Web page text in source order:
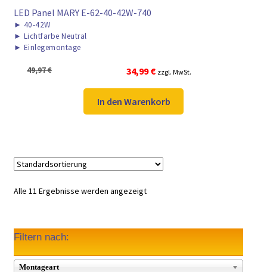
LED Panel MARY E-62-40-42W-740
► 40-42W
► Lichtfarbe Neutral
► Einlegemontage
49,97€
Ursprünglicher
war:
49,97 €
34,99€Aktueller
ist:
34,99 €.
zzgl. MwSt.
In den Warenkorb
Alle 11 Ergebnisse werden angezeigt
Filtern nach:
Montageart